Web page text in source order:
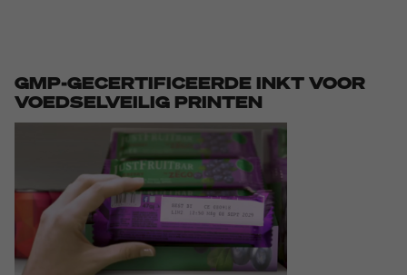
GMP-GECERTIFICEERDE INKT VOOR
VOEDSELVEILIG PRINTEN